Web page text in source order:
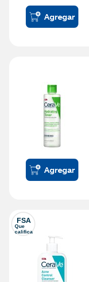
Agregar
Agregar
FSA
Que
califica